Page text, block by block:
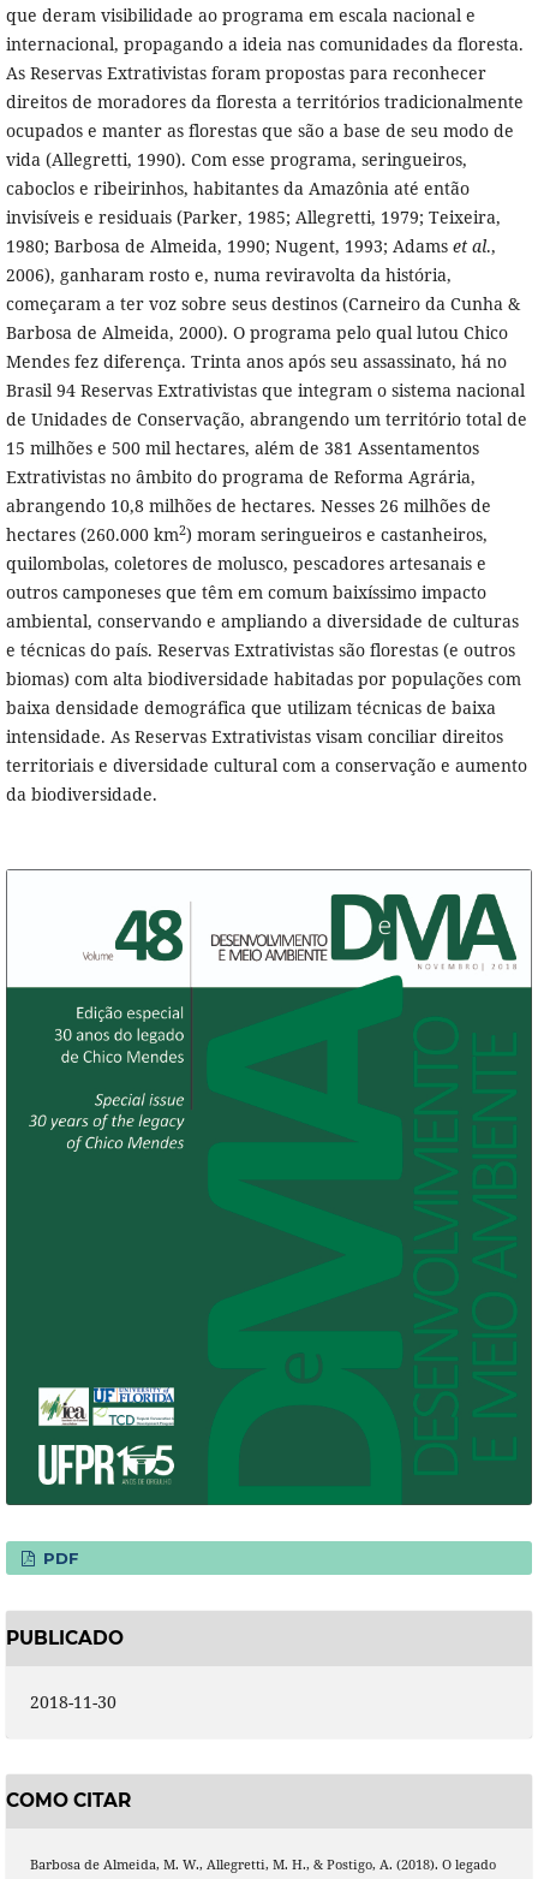
que deram visibilidade ao programa em escala nacional e
internacional, propagando a ideia nas comunidades da floresta.
As Reservas Extrativistas foram propostas para reconhecer
direitos de moradores da floresta a territórios tradicionalmente
ocupados e manter as florestas que são a base de seu modo de
vida (Allegretti, 1990). Com esse programa, seringueiros,
caboclos e ribeirinhos, habitantes da Amazônia até então
invisíveis e residuais (Parker, 1985; Allegretti, 1979; Teixeira,
1980; Barbosa de Almeida, 1990; Nugent, 1993; Adams et al.,
2006), ganharam rosto e, numa reviravolta da história,
começaram a ter voz sobre seus destinos (Carneiro da Cunha &
Barbosa de Almeida, 2000). O programa pelo qual lutou Chico
Mendes fez diferença. Trinta anos após seu assassinato, há no
Brasil 94 Reservas Extrativistas que integram o sistema nacional
de Unidades de Conservação, abrangendo um território total de
15 milhões e 500 mil hectares, além de 381 Assentamentos
Extrativistas no âmbito do programa de Reforma Agrária,
abrangendo 10,8 milhões de hectares. Nesses 26 milhões de
hectares (260.000 km2) moram seringueiros e castanheiros,
quilombolas, coletores de molusco, pescadores artesanais e
outros camponeses que têm em comum baixíssimo impacto
ambiental, conservando e ampliando a diversidade de culturas
e técnicas do país. Reservas Extrativistas são florestas (e outros
biomas) com alta biodiversidade habitadas por populações com
baixa densidade demográfica que utilizam técnicas de baixa
intensidade. As Reservas Extrativistas visam conciliar direitos
territoriais e diversidade cultural com a conservação e aumento
da biodiversidade.
PDF
PUBLICADO
2018-11-30
COMO CITAR
Barbosa de Almeida, M. W., Allegretti, M. H., & Postigo, A. (2018). O legado